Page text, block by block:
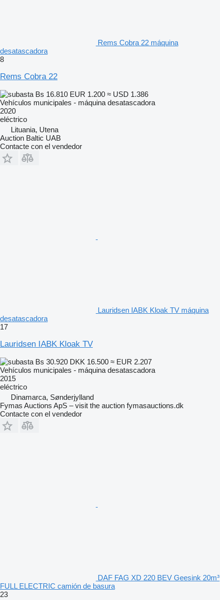
Rems Cobra 22 máquina
desatascadora
8
Rems Cobra 22
Bs 16.810 EUR 1.200 ≈ USD 1.386
Vehículos municipales - máquina desatascadora
2020
eléctrico
Lituania, Utena
Auction Baltic UAB
Contacte con el vendedor
Lauridsen IABK Kloak TV máquina
desatascadora
17
Lauridsen IABK Kloak TV
Bs 30.920 DKK 16.500 ≈ EUR 2.207
Vehículos municipales - máquina desatascadora
2015
eléctrico
Dinamarca, Sønderjylland
Fymas Auctions ApS – visit the auction fymasauctions.dk
Contacte con el vendedor
DAF FAG XD 220 BEV Geesink 20m³
FULL ELECTRIC camión de basura
23